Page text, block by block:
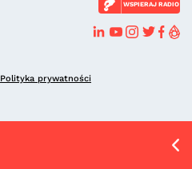
WSPIERAJ RADIO
Polityka prywatności